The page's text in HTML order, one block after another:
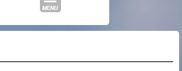
Skip
content